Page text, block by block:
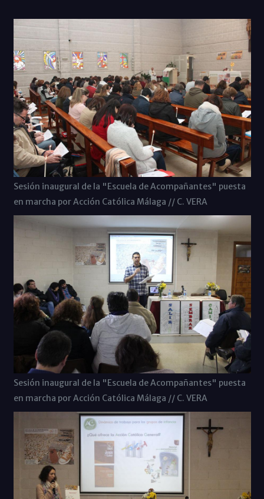
Sesión inaugural de la "Escuela de Acompañantes" puesta
en marcha por Acción Católica Málaga // C. VERA
Sesión inaugural de la "Escuela de Acompañantes" puesta
en marcha por Acción Católica Málaga // C. VERA